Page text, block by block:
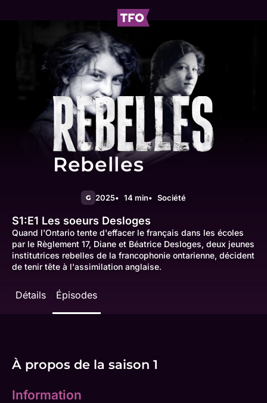
Rebelles
G 2025 14 min Société
S1:E1 Les soeurs Desloges
Quand l'Ontario tente d'effacer le français dans les écoles
par le Règlement 17, Diane et Béatrice Desloges, deux jeunes
institutrices rebelles de la francophonie ontarienne, décident
de tenir tête à l'assimilation anglaise.
Détails Épisodes
À propos de la saison 1
Information